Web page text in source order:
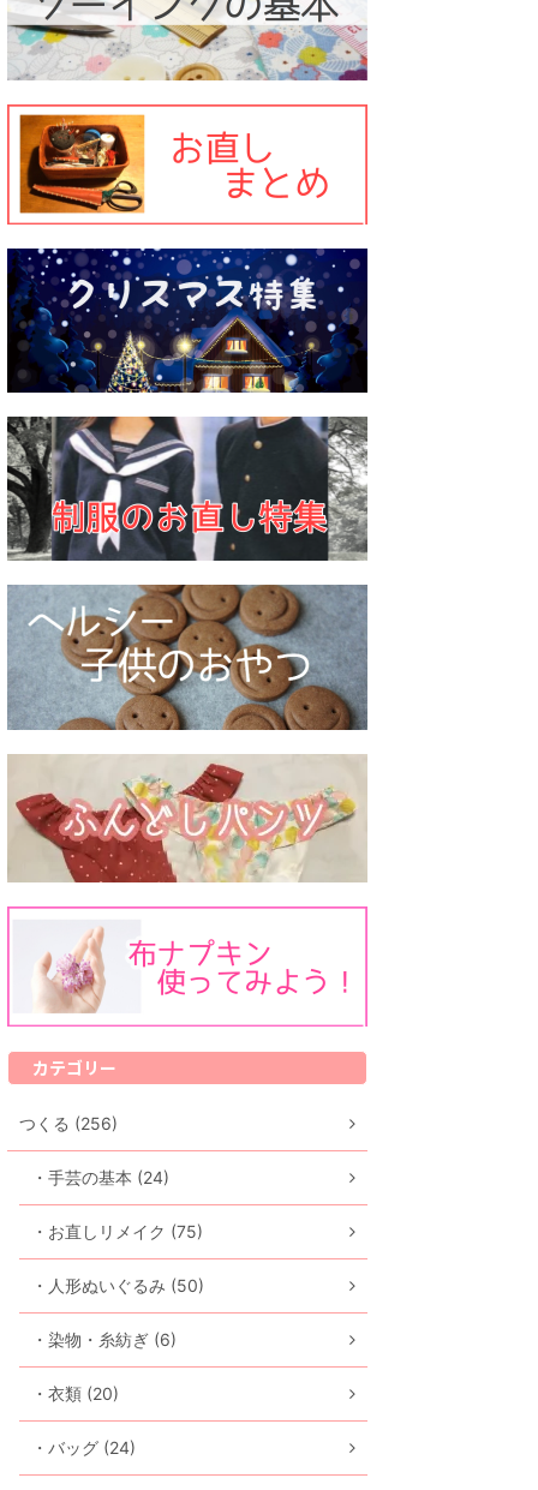
カテゴリー
つくる (256)
・手芸の基本 (24)
・お直しリメイク (75)
・人形ぬいぐるみ (50)
・染物・糸紡ぎ (6)
・衣類 (20)
・バッグ (24)